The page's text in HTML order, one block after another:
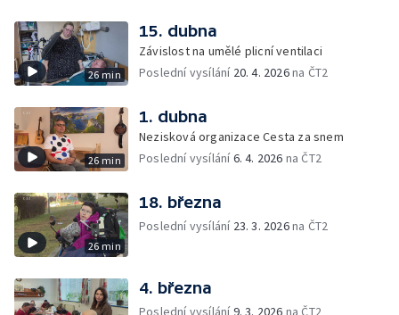
26 min
15. dubna
Závislost na umělé plicní ventilaci
Poslední vysílání 20. 4. 2026na ČT2
26 min
1. dubna
Nezisková organizace Cesta za snem
Poslední vysílání6. 4. 2026 na ČT2
26 min
18. března
Poslední vysílání 23. 3. 2026na ČT2
4. března
Poslední vysílání9. 3. 2026 na ČT2